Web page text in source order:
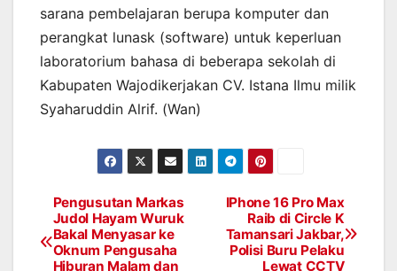
sarana pembelajaran berupa komputer dan
perangkat lunask (software) untuk keperluan
laboratorium bahasa di beberapa sekolah di
Kabupaten Wajodikerjakan CV. Istana Ilmu milik
Syaharuddin Alrif. (Wan)
Post
navigation
IPhone 16 Pro Max
Raib di Circle K
Tamansari Jakbar,
Polisi Buru Pelaku
Lewat CCTV
Pengusutan Markas
Judol Hayam Wuruk
Bakal Menyasar ke
Oknum Pengusaha
Hiburan Malam dan